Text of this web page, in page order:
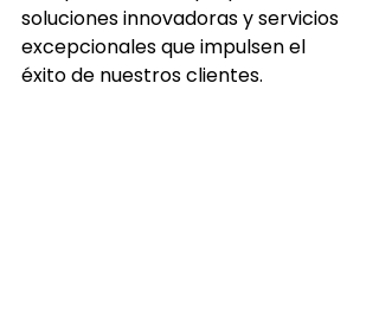
soluciones innovadoras y servicios
excepcionales que impulsen el
éxito de nuestros clientes.